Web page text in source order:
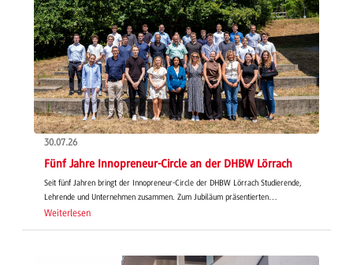
30.07.26
Fünf Jahre Innopreneur-Circle an der DHBW Lörrach
Seit fünf Jahren bringt der Innopreneur-Circle der DHBW Lörrach Studierende,
Lehrende und Unternehmen zusammen. Zum Jubiläum präsentierten…
Weiterlesen